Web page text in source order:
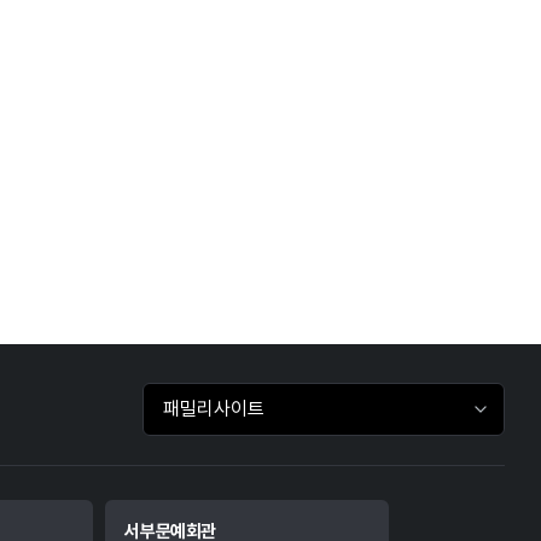
패밀리사이트 바로가기
서부문예회관